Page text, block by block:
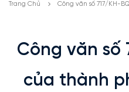
Trang Chủ Công văn số 717/KH-
Công văn số
của thành